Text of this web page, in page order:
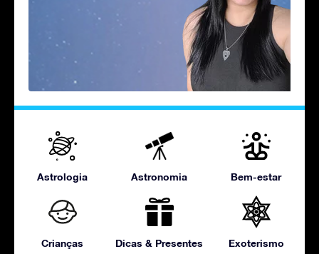
Astrologia Astronomia Bem-estar
Crianças Dicas & Presentes Exoterismo